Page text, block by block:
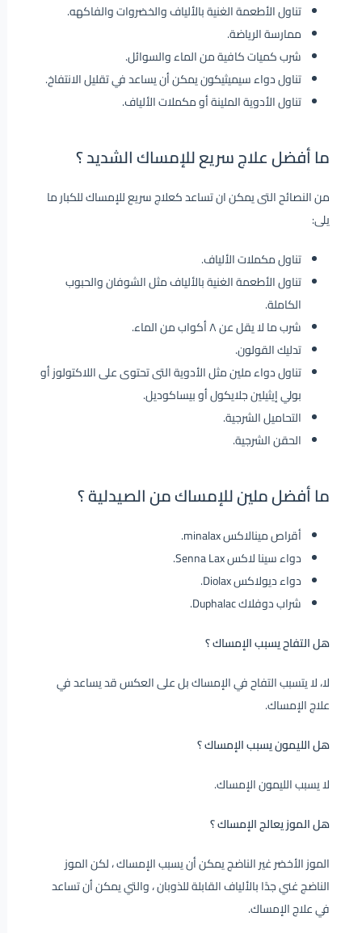
تناول الأطعمة الغنية بالألياف والخضروات والفاكهه.
ممارسة الرياضة.
شرب كميات كافية من الماء والسوائل.
تناول دواء سيميثيكون يمكن أن يساعد في تقليل الانتفاخ.
تناول الأدوية الملينة أو مكملات الألياف.
ما أفضل علاج سريع للإمساك الشديد ؟
من النصائح التى يمكن ان تساعد كعلاج سريع للإمساك للكبار ما
يلى:
تناول مكملات الألياف.
تناول الأطعمة الغنية بالألياف مثل الشوفان والحبوب
الكاملة.
شرب ما لا يقل عن ٨ أكواب من الماء.
تدليك القولون.
تناول دواء ملين مثل الأدوية التى تحتوى على اللاكتولوز أو
بولي إيثيلين جلايكول أو بيساكوديل.
التحاميل الشرجية.
الحقن الشرجية.
ما أفضل ملين للإمساك من الصيدلية ؟
أقراص مينالاكس minalax.
دواء سينا لاكس Senna Lax.
دواء ديولاكس Diolax.
شراب دوفلاك Duphalac.
هل التفاح يسبب الإمساك ؟
لا، لا يتسبب التفاح في الإمساك بل على العكس قد يساعد في
علاج الإمساك.
هل الليمون يسبب الإمساك ؟
لا يسبب الليمون الإمساك.
هل الموز يعالج الإمساك ؟
الموز الأخضر غير الناضج يمكن أن يسبب الإمساك ، لكن الموز
الناضج غني جدًا بالألياف القابلة للذوبان ، والتي يمكن أن تساعد
في علاج الإمساك.